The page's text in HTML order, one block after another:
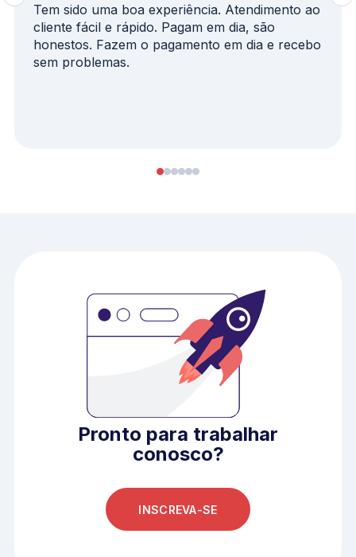
Tem sido uma boa experiência. Atendimento ao
cliente fácil e rápido. Pagam em dia, são
honestos. Fazem o pagamento em dia e recebo
sem problemas.
Pronto para trabalhar
conosco?
INSCREVA-SE